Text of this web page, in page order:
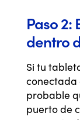
Paso
dentro
Si tu
conectada
probable
puerto de